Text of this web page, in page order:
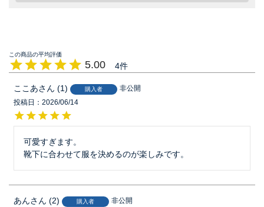
5.00 4
ここあ 1 購入者
非公開
投稿日
2026/06/14
可愛すぎます。
あん 2 購入者
非公開